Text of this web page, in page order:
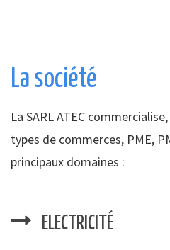
La société
La SARL ATEC
types de commerces, PME,
principaux domaines :
ELECTRICITÉ